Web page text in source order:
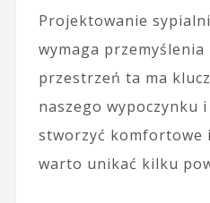
Projektowanie
wymaga
przestrzeń ta ma
naszego wypoczynku
stworzyć komfortowe
warto unikać kilku